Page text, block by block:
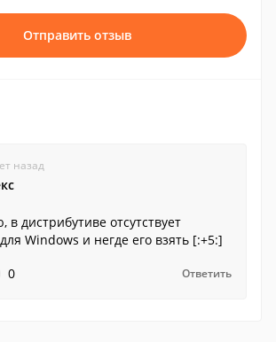
Отправить отзыв
назад
в дистрибутиве отсутствует
Windows и негде его взять [:+5:]
0 Ответить